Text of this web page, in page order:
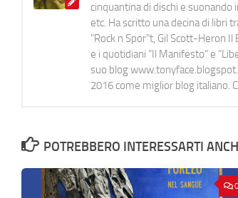
cinquantina di dischi e suonando
etc. Ha scritto una decina di libri
"Rock n Spor"t, Gil Scott-Heron Il
e i quotidiani “Il Manifesto” e
suo blog
2016 come miglior blog italiano.
POTREBBERO INTERESSARTI